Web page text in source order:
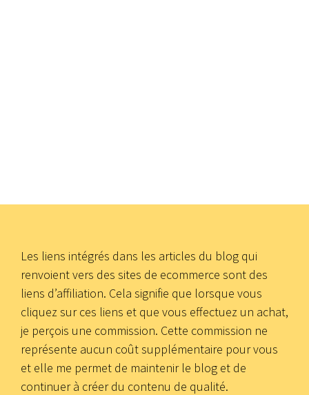
Les liens intégrés dans les articles du blog qui
renvoient vers des sites de ecommerce sont des
liens d’affiliation. Cela signifie que lorsque vous
cliquez sur ces liens et que vous effectuez un achat,
je perçois une commission. Cette commission ne
représente aucun coût supplémentaire pour vous
et elle me permet de maintenir le blog et de
continuer à créer du contenu de qualité.